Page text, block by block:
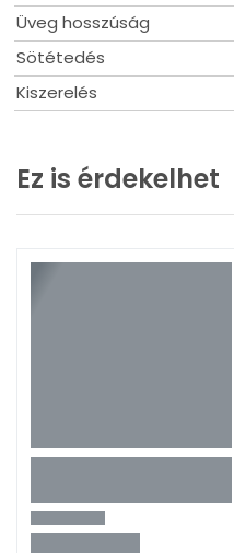
Üveg hosszúság
Sötétedés
Kiszerelés
Ez is érdekelhet